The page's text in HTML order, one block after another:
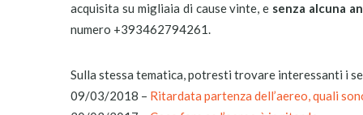
acquisita su migliaia di cause vinte, e senza alcuna
numero +393462794261.
Sulla stessa tematica, potresti trovare interessanti i
09/03/2018 – Ritardata partenza dell’aereo, quali